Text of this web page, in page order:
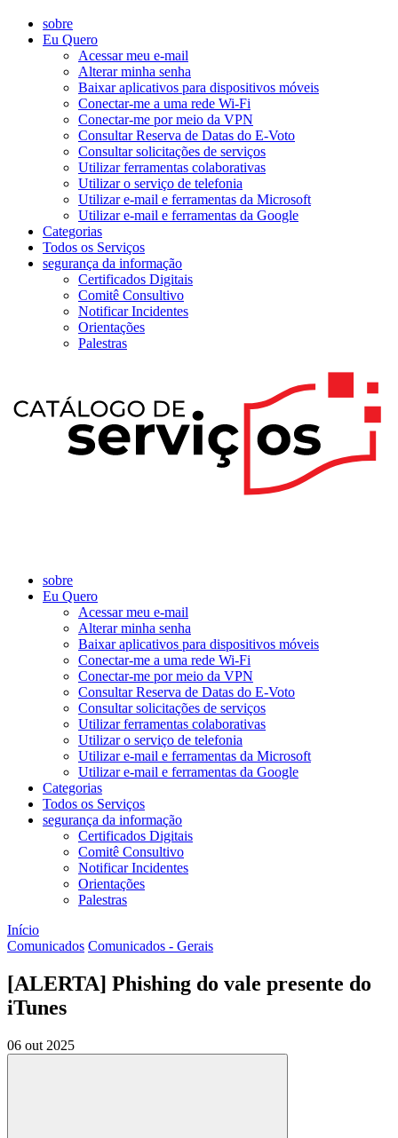
sobre
Eu Quero
Acessar meu e-mail
Alterar minha senha
Baixar aplicativos para dispositivos móveis
Conectar-me a uma rede Wi-Fi
Conectar-me por meio da VPN
Consultar Reserva de Datas do E-Voto
Consultar solicitações de serviços
Utilizar ferramentas colaborativas
Utilizar o serviço de telefonia
Utilizar e-mail e ferramentas da Microsoft
Utilizar e-mail e ferramentas da Google
Categorias
Todos os Serviços
segurança da informação
Certificados Digitais
Comitê Consultivo
Notificar Incidentes
Orientações
Palestras
sobre
Eu Quero
Acessar meu e-mail
Alterar minha senha
Baixar aplicativos para dispositivos móveis
Conectar-me a uma rede Wi-Fi
Conectar-me por meio da VPN
Consultar Reserva de Datas do E-Voto
Consultar solicitações de serviços
Utilizar ferramentas colaborativas
Utilizar o serviço de telefonia
Utilizar e-mail e ferramentas da Microsoft
Utilizar e-mail e ferramentas da Google
Categorias
Todos os Serviços
segurança da informação
Certificados Digitais
Comitê Consultivo
Notificar Incidentes
Orientações
Palestras
Início
Comunicados Comunicados - Gerais
[ALERTA] Phishing do vale presente do
iTunes
06 out 2025